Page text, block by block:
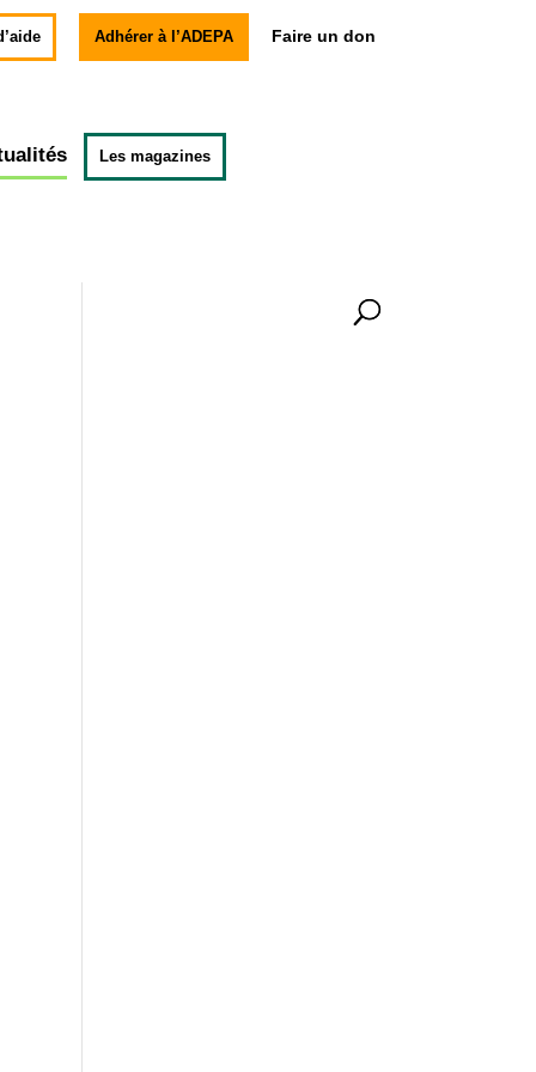
Adhérer à l’ADEPA Faire un don
Les magazines